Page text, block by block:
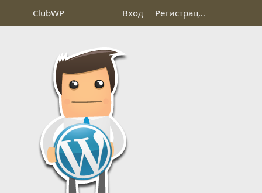
ClubWP Вход Регистрация